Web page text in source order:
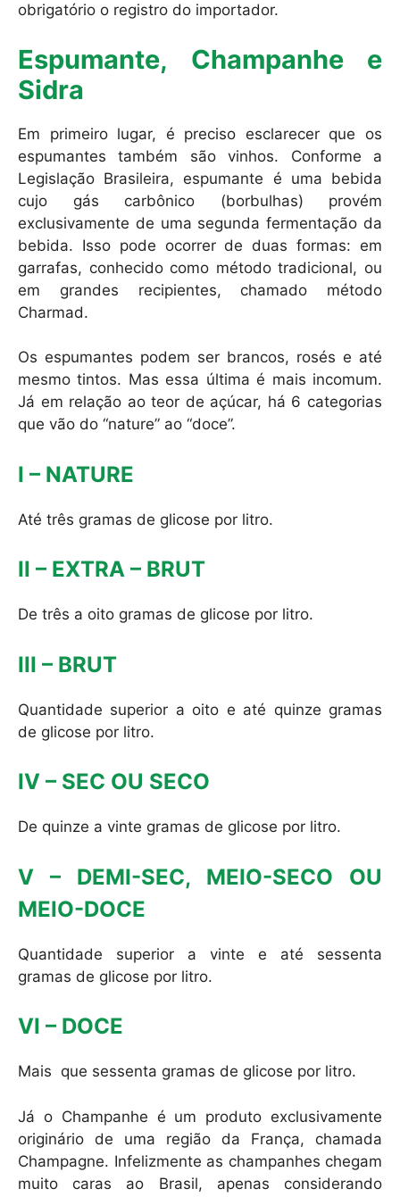
obrigatório o registro do importador.
Espumante, Champanhe e
Sidra
Em primeiro lugar, é preciso esclarecer que os
espumantes também são vinhos. Conforme a
Legislação Brasileira, espumante é uma bebida
cujo gás carbônico (borbulhas) provém
exclusivamente de uma segunda fermentação da
bebida. Isso pode ocorrer de duas formas: em
garrafas, conhecido como método tradicional, ou
em grandes recipientes, chamado método
Charmad.
Os espumantes podem ser brancos, rosés e até
mesmo tintos. Mas essa última é mais incomum.
Já em relação ao teor de açúcar, há 6 categorias
que vão do “nature” ao “doce”.
I – NATURE
Até três gramas de glicose por litro.
II – EXTRA – BRUT
De três a oito gramas de glicose por litro.
III – BRUT
Quantidade superior a oito e até quinze gramas
de glicose por litro.
IV – SEC OU SECO
De quinze a vinte gramas de glicose por litro.
V – DEMI-SEC, MEIO-SECO OU
MEIO-DOCE
Quantidade superior a vinte e até sessenta
gramas de glicose por litro.
VI – DOCE
Mais que sessenta gramas de glicose por litro.
Já o Champanhe é um produto exclusivamente
originário de uma região da França, chamada
Champagne. Infelizmente as champanhes chegam
muito caras ao Brasil, apenas considerando